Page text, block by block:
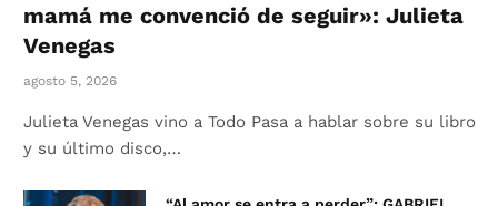
mamá me convenció de seguir»: Julieta
Venegas
agosto 5, 2026
Julieta Venegas vino a Todo Pasa a hablar sobre su libro
y su último disco,…